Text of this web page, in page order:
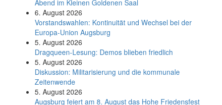
Abend im Kleinen Goldenen Saal
6. August 2026
Vorstandswahlen: Kontinuität und Wechsel bei der
Europa-Union Augsburg
5. August 2026
Dragqueen-Lesung: Demos blieben friedlich
5. August 2026
Diskussion: Mi­li­ta­ri­sie­rung und die kommunale
Zeitenwende
5. August 2026
Augsburg feiert am 8. August das Hohe Friedensfest